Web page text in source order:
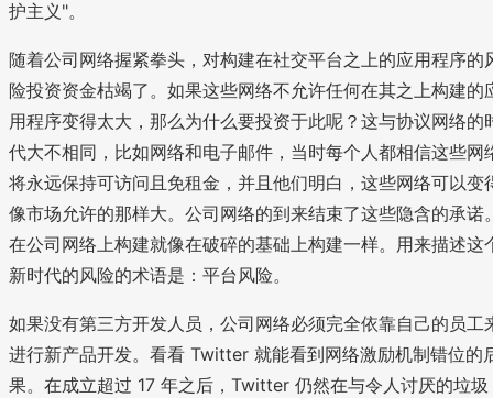
护主义"。
随着公司网络握紧拳头，对构建在社交平台之上的应用程序的
险投资资金枯竭了。如果这些网络不允许任何在其之上构建的
用程序变得太大，那么为什么要投资于此呢？这与协议网络的
代大不相同，比如网络和电子邮件，当时每个人都相信这些网
将永远保持可访问且免租金，并且他们明白，这些网络可以变
像市场允许的那样大。公司网络的到来结束了这些隐含的承诺
在公司网络上构建就像在破碎的基础上构建一样。用来描述这
新时代的风险的术语是：平台风险。
如果没有第三方开发人员，公司网络必须完全依靠自己的员工
进行新产品开发。看看 Twitter 就能看到网络激励机制错位的
果。在成立超过 17 年之后，Twitter 仍然在与令人讨厌的垃圾